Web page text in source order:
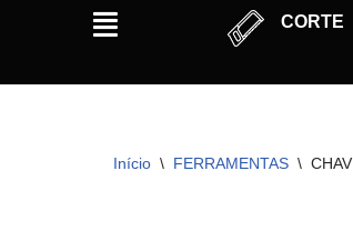
CORTE
Início \ FERRAMENTAS \